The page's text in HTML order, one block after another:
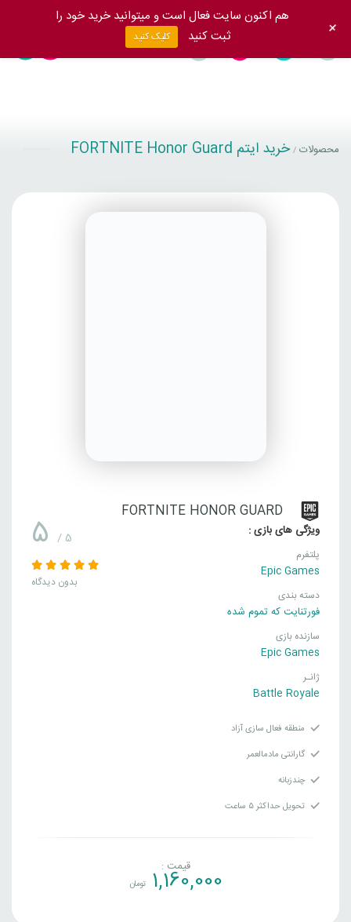
محصولات / خرید ایتم FORTNITE Honor Guard
FORTNITE HONOR GUARD
ویژگی های بازی :
پلتفرم
Epic Games
دسته بندی
فورتنایت که تموم شده
سازنده بازی
Epic Games
ژانـر
Battle Royale
5 / 5
بدون دیدگاه
منطقه فعال سازی آزاد
گارانتی مادمالعمر
چندزبانه
تحویل حداکثر ۵ ساعت
قیمت :
1,160,000 تومان
هم اکنون سایت فعال است و میتوانید خرید خود را
ثبت کنید
کلیک کنید +